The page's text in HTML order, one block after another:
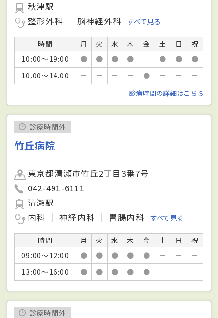
秋津駅
整形外科
脳神経外科 すべて見る
時間 月 火 水 木 金 土 日
祝
10:00～19:00
● ● ● ● － ● ●
●
10:00～14:00
－ － － － ● － －
－
診療時間の詳細はこちら
診療時間外
竹丘病院
東京都清瀬市竹丘2丁目3番7号
042-491-6111
清瀬駅
内科
神経内科 胃腸内科 すべて見る
時間 月 火 水 木 金 土 日
祝
09:00～12:00
● ● ● ● ● － －
－
13:00～16:00
● ● ● ● ● － － －
診療時間外